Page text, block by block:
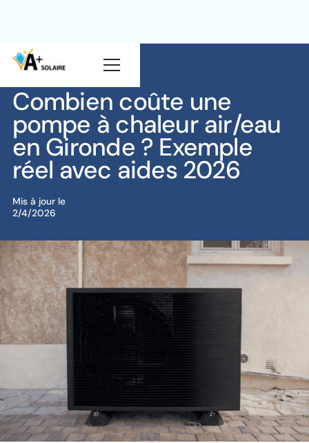
Blog Pompe à chaleur
Combien coûte une
pompe à chaleur air/eau
en Gironde ? Exemple
réel avec aides 2026
Mis à jour le
2/4/2026